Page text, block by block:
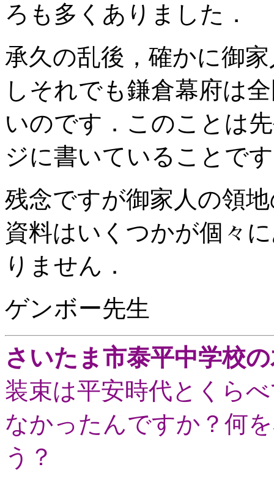
ろも多くありました．
承久の乱後，確かに御
しそれでも鎌倉幕府は
いのです．このことは
ジに書いていることで
残念ですが御家人の領
資料はいくつかが個々
りません．
ゲンボー先生
さいたま市泰平中学校
装束は平安時代とくら
なかったんですか？何
う？